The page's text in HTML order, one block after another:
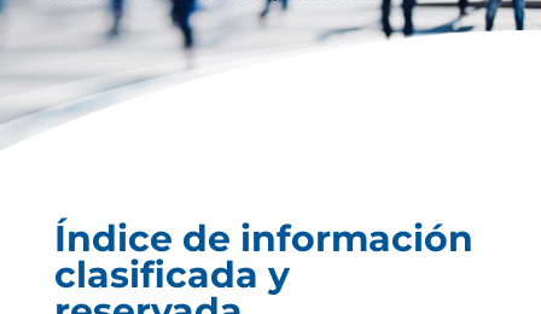
Índice de información
clasificada y